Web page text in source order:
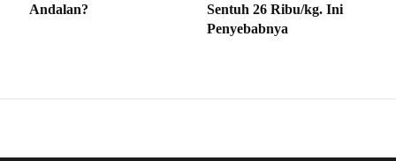
Andalan?
Sentuh 26 Ribu/kg. Ini
Penyebabnya